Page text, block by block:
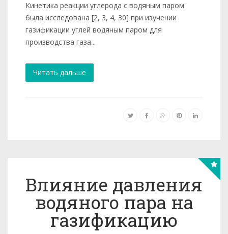
Кинетика реакции углерода с водяным паром
была исследована [2, 3, 4, 30] при изучении
газификации углей водяным паром для
производства газа...
Читать дальше
Влияние давления
водяного пара на
газификацию